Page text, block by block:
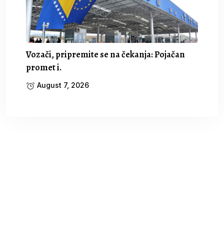
Vozači, pripremite se na čekanja: Pojačan
promet i.
August 7, 2026